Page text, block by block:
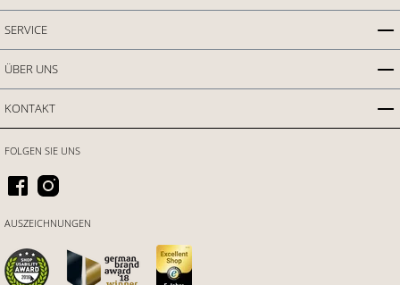
SERVICE
ÜBER UNS
KONTAKT
FOLGEN SIE UNS
AUSZEICHNUNGEN